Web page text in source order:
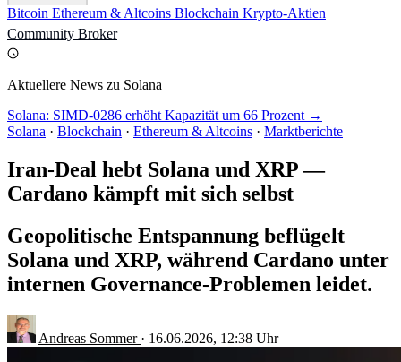
Bitcoin Ethereum & Altcoins Blockchain Krypto-Aktien
Community Broker
Aktuellere News zu Solana
Solana: SIMD-0286 erhöht Kapazität um 66 Prozent →
Solana · Blockchain · Ethereum & Altcoins · Marktberichte
Iran-Deal hebt Solana und XRP —
Cardano kämpft mit sich selbst
Geopolitische Entspannung beflügelt
Solana und XRP, während Cardano unter
internen Governance-Problemen leidet.
Andreas Sommer · 16.06.2026, 12:38 Uhr